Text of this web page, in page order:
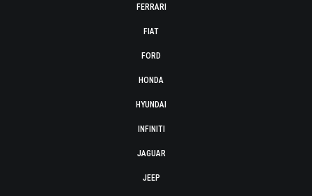
FERRARI
FIAT
FORD
HONDA
HYUNDAI
INFINITI
JAGUAR
JEEP